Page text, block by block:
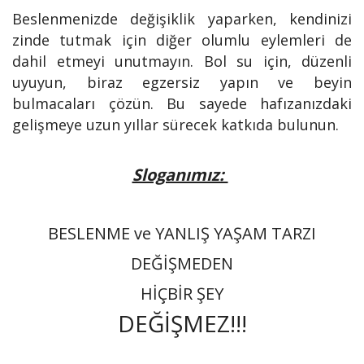
Beslenmenizde değişiklik yaparken, kendinizi
zinde tutmak için diğer olumlu eylemleri de
dahil etmeyi unutmayın. Bol su için, düzenli
uyuyun, biraz egzersiz yapın ve beyin
bulmacaları çözün. Bu sayede hafızanızdaki
gelişmeye uzun yıllar sürecek katkıda bulunun.
Sloganımız:
BESLENME ve YANLIŞ YAŞAM TARZI
DEĞİŞMEDEN
HİÇBİR ŞEY
DEĞİŞMEZ!!!